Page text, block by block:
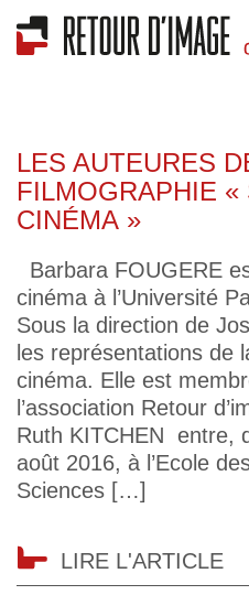
LES AUTEURES
FILMOGRAPHIE
CINÉMA »
Barbara FOUGERE
cinéma à l’Université
Sous la direction de
les représentations de
cinéma. Elle est
l’association Retour
Ruth KITCHEN entre,
août 2016, à l’Ecole
Sciences […]
LIRE L'ARTICLE